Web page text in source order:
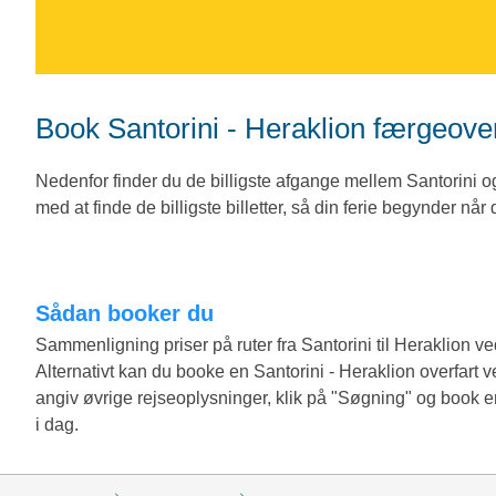
Book Santorini - Heraklion
Nedenfor finder du de billigste afgange mellem Santorini
med at finde de billigste billetter, så din ferie begynder når
Sådan booker du
Sammenligning priser på ruter fra Santorini til Heraklion
Alternativt kan du booke en Santorini - Heraklion
angiv øvrige rejseoplysninger, klik på "Søgning" og book
i dag.